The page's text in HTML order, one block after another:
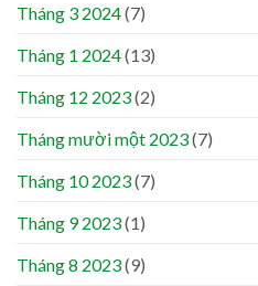
Tháng 3 2024(7)
Tháng 1 2024(13)
Tháng 12 2023(2)
Tháng mười một 2023(7)
Tháng 10 2023(7)
Tháng 9 2023(1)
Tháng 8 2023(9)